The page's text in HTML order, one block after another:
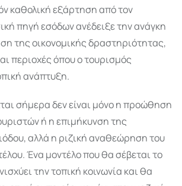
καθολική εξάρτηση από τον
πηγή εσόδων ανέδειξε την ανάγκη
της οικονομικής δραστηριότητας,
περιοχές όπου ο τουρισμός
ανάπτυξη.
σήμερα δεν είναι μόνο η προώθηση
ή η επιμήκυνση της
αλλά η ριζική αναθεώρηση του
Ένα μοντέλο που θα σέβεται το
την τοπική κοινωνία και θα